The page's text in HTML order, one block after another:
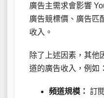
廣告主需求會影響
廣告競標價、廣告匹
收入。
除了上述因素，其他
道的廣告收入，例如：
頻道規模： 訂